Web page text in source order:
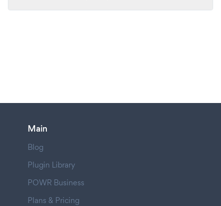
Main
Blog
Plugin Library
POWR Business
Plans & Pricing